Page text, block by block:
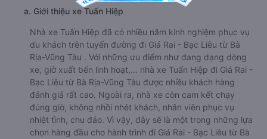
a. Giới thiệu xe Tuấn Hiệp
Nhà xe Tuấn Hiệp đã có nhiều năm kinh nghiệm phục vụ
du khách trên tuyến đường đi Giá Rai - Bạc Liêu từ Bà
Rịa-Vũng Tàu . Với những ưu điểm như đang dạng dòng
xe, giờ xuất bến linh hoạt,… nhà xe Tuấn Hiệp đi Giá Rai -
Bạc Liêu từ Bà Rịa-Vũng Tàu được nhiều khách hàng
đánh giá rất cao. Ngoài ra, nhà xe còn cam kết chạy
đúng giờ, không nhồi nhét khách, nhân viên phục vụ
nhiệt tình, chu đáo. Vì vậy, đây sẽ là một trong những lựa
chọn hàng đầu cho hành trình đi Giá Rai - Bạc Liêu từ Bà